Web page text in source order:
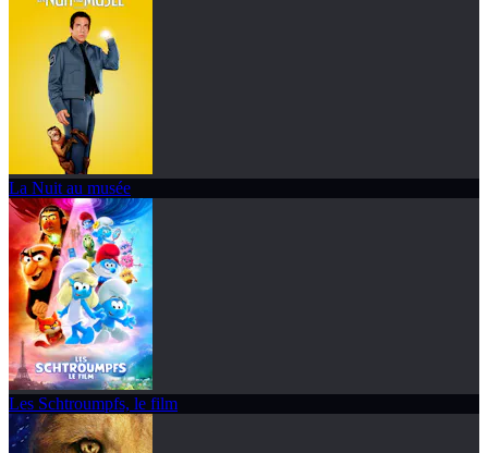
La Nuit au musée
Les Schtroumpfs, le film